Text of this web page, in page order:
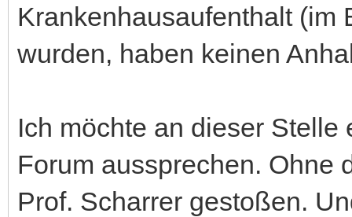
Krankenhausaufenthalt (im
wurden, haben keinen
Ich möchte an dieser
Forum aussprechen. Ohne
Prof. Scharrer gestoßen.